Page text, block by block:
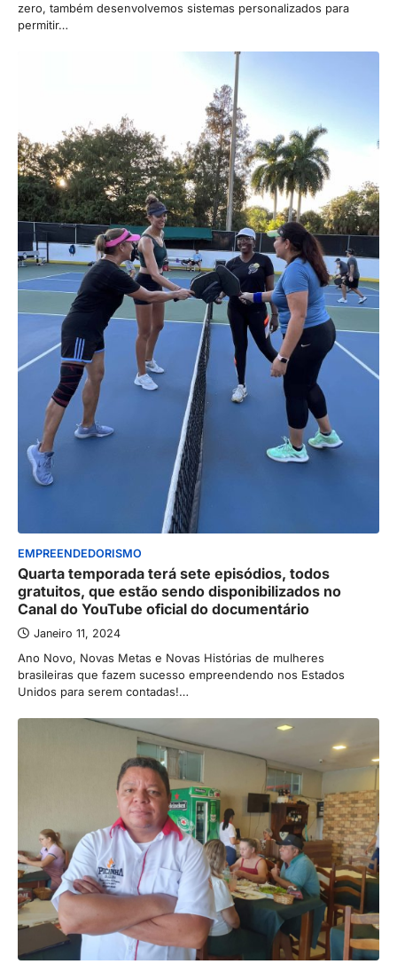
zero, também desenvolvemos sistemas personalizados para
permitir…
EMPREENDEDORISMO
Quarta temporada terá sete episódios, todos
gratuitos, que estão sendo disponibilizados no
Canal do YouTube oficial do documentário
Janeiro 11, 2024
Ano Novo, Novas Metas e Novas Histórias de mulheres
brasileiras que fazem sucesso empreendendo nos Estados
Unidos para serem contadas!…